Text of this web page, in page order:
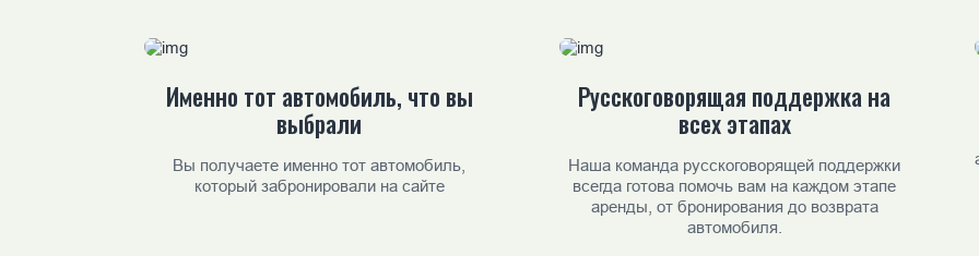
Именно тот автомобиль, что вы
выбрали
Вы получаете именно тот автомобиль,
который забронировали на сайте
Русскоговорящая поддержка на
всех этапах
Наша команда русскоговорящей поддержки
всегда готова помочь вам на каждом этапе
аренды, от бронирования до возврата
автомобиля.